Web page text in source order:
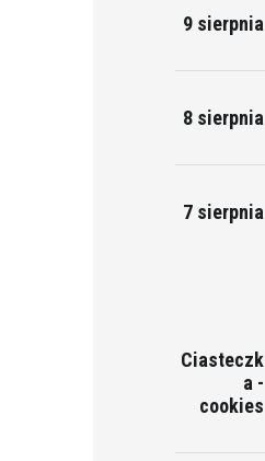
9 sierpnia
8 sierpnia
7 sierpnia
Ciasteczk
a -
cookies